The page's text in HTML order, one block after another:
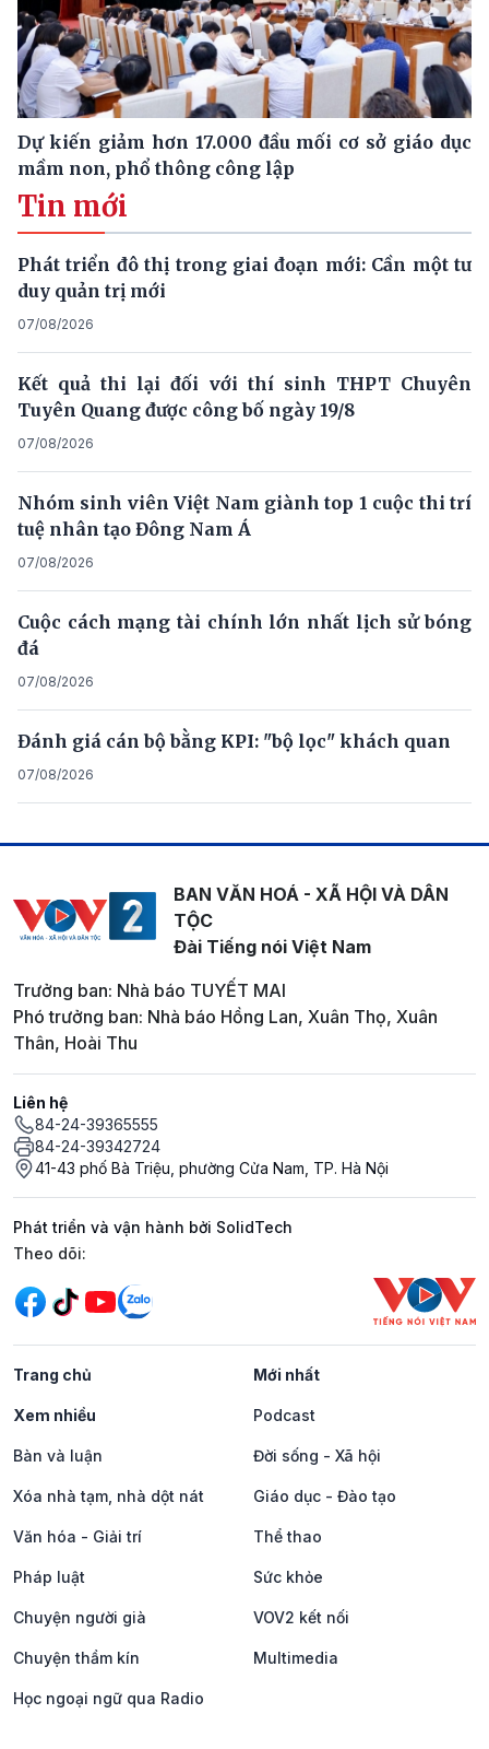
Dự kiến giảm hơn 17.000 đầu mối cơ sở giáo dục
mầm non, phổ thông công lập
Tin mới
Phát triển đô thị trong giai đoạn mới: Cần một tư
duy quản trị mới
07/08/2026
Kết quả thi lại đối với thí sinh THPT Chuyên
Tuyên Quang được công bố ngày 19/8
07/08/2026
Nhóm sinh viên Việt Nam giành top 1 cuộc thi trí
tuệ nhân tạo Đông Nam Á
07/08/2026
Cuộc cách mạng tài chính lớn nhất lịch sử bóng
đá
07/08/2026
Đánh giá cán bộ bằng KPI: "bộ lọc" khách quan
07/08/2026
BAN VĂN HOÁ - XÃ HỘI VÀ DÂN
TỘC
Đài Tiếng nói Việt Nam
Trưởng ban: Nhà báo TUYẾT MAI
Phó trưởng ban: Nhà báo Hồng Lan, Xuân Thọ, Xuân
Thân, Hoài Thu
Liên hệ
84-24-39365555
84-24-39342724
41-43 phố Bà Triệu, phường Cửa Nam, TP. Hà Nội
Phát triển và vận hành bởi SolidTech
Mạng xã hội
Theo dõi:
Trang chủ Mới nhất
Xem nhiều Podcast
Bàn và luận Đời sống - Xã hội
Xóa nhà tạm, nhà dột nát Giáo dục - Đào tạo
Văn hóa - Giải trí Thể thao
Pháp luật Sức khỏe
Chuyện người già VOV2 kết nối
Chuyện thầm kín Multimedia
Học ngoại ngữ qua Radio